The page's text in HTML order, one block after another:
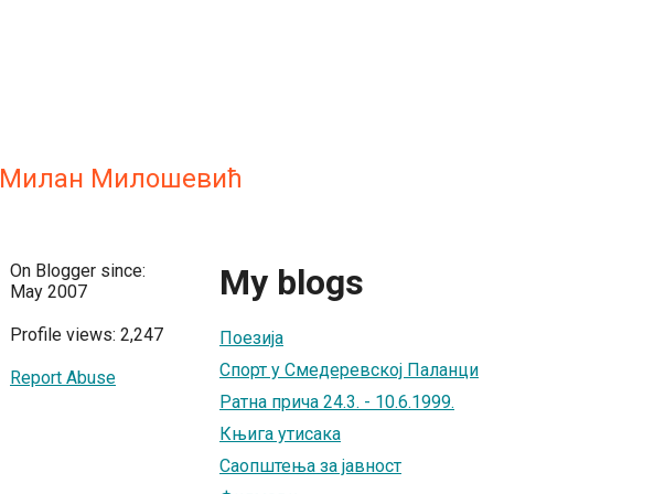
Милан Милошевић
On Blogger since:
May 2007
Profile views: 2,247
Report Abuse
My blogs
Поезија
Спорт у Смедеревској Паланци
Ратна прича 24.3. - 10.6.1999.
Књига утисака
Саопштења за јавност